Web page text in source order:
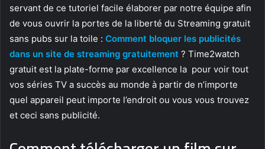
servant de ce tutoriel facile élaborer par notre équipe afin
de vous ouvrir la portes de la liberté du Streaming gratuit
sans pubs sur la toile : Comment bloquer les publicités
dans un site de streaming gratuitement ? Time2watch
gratuit est la plate-forme par excellence la pour voir tout
vos séries TV a succès au monde à partir de n’importe
quel appareil peut importe l’endroit ou vous vous trouvez
et ceci sans publicité.